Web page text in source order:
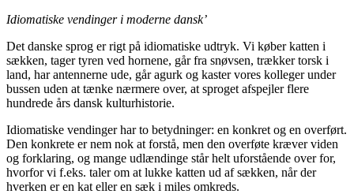
Idiomatiske vendinger i moderne dansk’
Det danske sprog er rigt på idiomatiske udtryk. Vi køber katten i
sækken, tager tyren ved hornene, går fra snøvsen, trækker torsk i
land, har antennerne ude, går agurk og kaster vores kolleger under
bussen uden at tænke nærmere over, at sproget afspejler flere
hundrede års dansk kulturhistorie.
Idiomatiske vendinger har to betydninger: en konkret og en overført.
Den konkrete er nem nok at forstå, men den overføte kræver viden
og forklaring, og mange udlændinge står helt uforstående over for,
hvorfor vi f.eks. taler om at lukke katten ud af sækken, når der
hverken er en kat eller en sæk i miles omkreds.